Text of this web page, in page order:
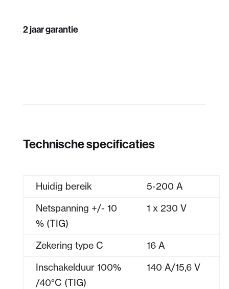
2 jaar garantie
Technische specificaties
Huidig bereik
5-200 A
Netspanning +/- 10
% (TIG)
1 x 230 V
Zekering type C
16 A
Inschakelduur 100%
/40°C (TIG)
140 A/15,6 V